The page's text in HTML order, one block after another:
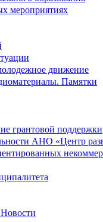
мероприятиях
движение
Памятки
грантовой поддержки
АНО «Центр